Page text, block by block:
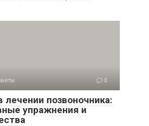
0
лечении позвоночника:
упражнения и